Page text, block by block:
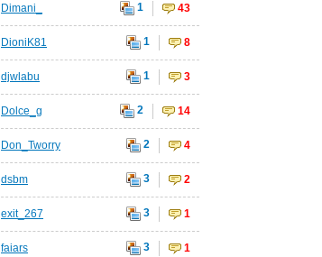
Dimani_ 1 43
DioniK81 1 8
djwlabu 1 3
Dolce_g 2 14
Don_Tworry 2 4
dsbm 3 2
exit_267 3 1
faiars 3 1